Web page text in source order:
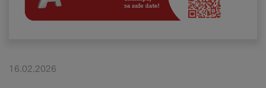
Плати сметка
#ПодобарОнлајн
16.02.2026